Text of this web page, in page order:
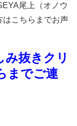
尾上（オノウ
はこちらまでお声
み抜きクリ
までご連